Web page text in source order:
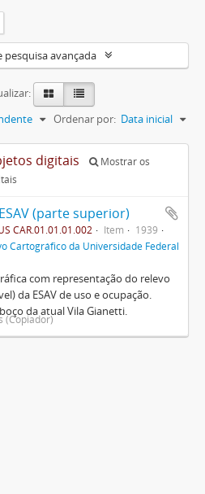
pesquisa avançada
Ordenar por: Data inicial
digitais
Mostrar os
(parte superior)
CAR.01.01.01.002 Item
1939
Cartográfico da Universidade Federal
com representação do relevo
da ESAV de uso e ocupação.
da atual Vila Gianetti.
(Copiador)